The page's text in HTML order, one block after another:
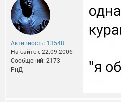
Активность: 13548
На сайте c 22.09.2006
Сообщений: 2173
РнД